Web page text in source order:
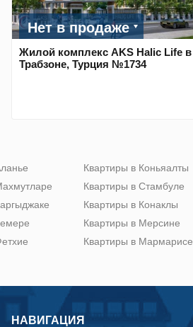
Нет в продаже
Жилой комплекс AKS Halic Life в
Трабзоне, Турция №1734
Квартиры в Коньяалты
Квартиры в Стамбуле
Квартиры в Конаклы
Квартиры в Мерсине
Квартиры в Мармарисе
НАВИГАЦИЯ